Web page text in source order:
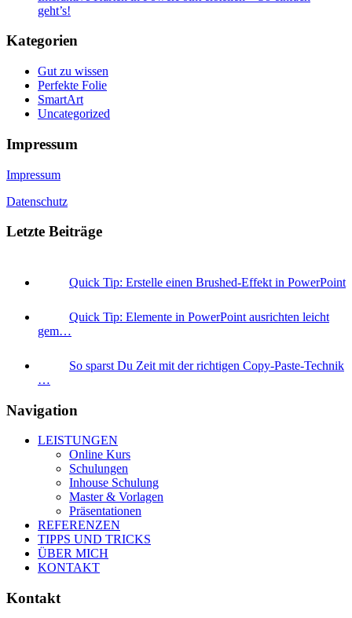
geht’s!
Kategorien
Gut zu wissen
Perfekte Folie
SmartArt
Uncategorized
Impressum
Impressum
Datenschutz
Letzte Beiträge
Quick Tip: Erstelle einen Brushed-Effekt in PowerPoint
Quick Tip: Elemente in PowerPoint ausrichten leicht
gem…
So sparst Du Zeit mit der richtigen Copy-Paste-Technik
…
Navigation
LEISTUNGEN
Online Kurs
Schulungen
Inhouse Schulung
Master & Vorlagen
Präsentationen
REFERENZEN
TIPPS UND TRICKS
ÜBER MICH
KONTAKT
Kontakt